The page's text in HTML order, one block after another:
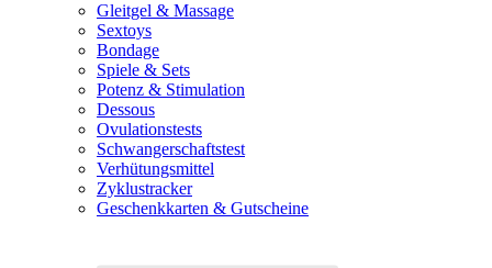
Gleitgel & Massage
Sextoys
Bondage
Spiele & Sets
Potenz & Stimulation
Dessous
Ovulationstests
Schwangerschaftstest
Verhütungsmittel
Zyklustracker
Geschenkkarten & Gutscheine